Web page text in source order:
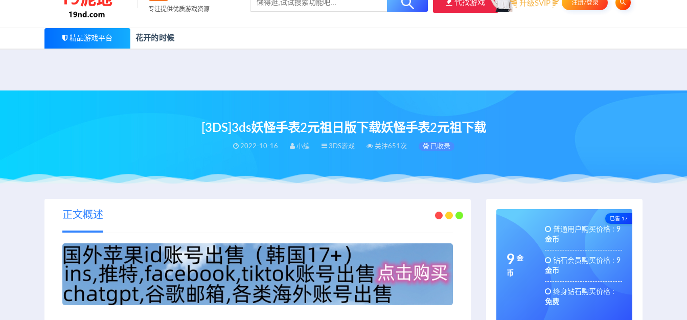
欢迎您光临19泥地，本站一家大型游戏资源整合站，为广大用户提供最新、最优质的资源下载！ 热门标签 资源专题 资源存档
专注提供优质游戏资源
代找游戏 升级SVIP 注册/登录
精品游戏平台 花开的时候
[3DS]3ds妖怪手表2元祖日版下载妖怪手表2元祖下载
2022-10-16 小编 3DS游戏 关注651次 已收录
正文概述 已售 17
9 金
币
普通用户购买价格 : 9
金币
钻石会员购买价格 : 9
金币
终身钻石购买价格 :
免费